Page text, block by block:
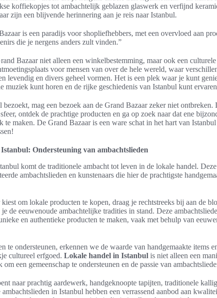
koffiekopjes tot ambachtelijk geblazen glaswerk en verfijnd
zijn een blijvende herinnering aan je reis naar Istanbul.
is een paradijs voor shopliefhebbers, met een overvloed aan
die je nergens anders zult vinden.”
Bazaar niet alleen een winkelbestemming, maar ook een
voor mensen van over de hele wereld, waar
levendig en divers geheel vormen. Het is een plek waar je kunt
muziek kunt horen en de rijke geschiedenis van Istanbul kunt
bezoekt, mag een bezoek aan de Grand Bazaar zeker niet ontbreken.
ontdek de prachtige producten en ga op zoek naar dat ene
te maken. De Grand Bazaar is een ware schat in het hart van
Ondersteuning van ambachtslieden
komt de traditionele ambacht tot leven in de lokale handel.
ambachtslieden en kunstenaars die hier de prachtigste
om lokale producten te kopen, draag je rechtstreeks bij aan de
de eeuwenoude ambachtelijke tradities in stand. Deze
en authentieke producten te maken, vaak met behulp van
te ondersteunen, erkennen we de waarde van handgemaakte items
cultureel erfgoed. Lokale handel in Istanbul is niet alleen een
om een gemeenschap te ondersteunen en de passie van
naar prachtig aardewerk, handgeknoopte tapijten, traditionele
in Istanbul hebben een verrassend aanbod aan